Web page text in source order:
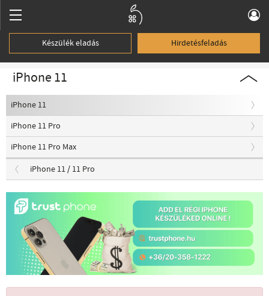
Készülék eladás Hirdetésfeladás
iPhone 11
iPhone 11
iPhone 11 Pro
iPhone 11 Pro Max
iPhone 11 / 11 Pro